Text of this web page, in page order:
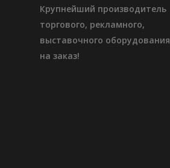
Крупнейший производитель
торгового, рекламного,
выставочного оборудования
на заказ!